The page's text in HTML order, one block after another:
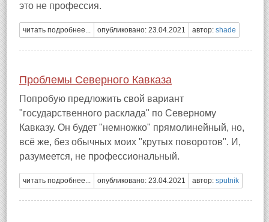
это не профессия.
читать подробнее... опубликовано: 23.04.2021 автор: shade
Проблемы Северного Кавказа
Попробую предложить свой вариант
"государственного расклада" по Северному
Кавказу. Он будет "немножко" прямолинейный, но,
всё же, без обычных моих "крутых поворотов". И,
разумеется, не профессиональный.
читать подробнее... опубликовано: 23.04.2021 автор: sputnik